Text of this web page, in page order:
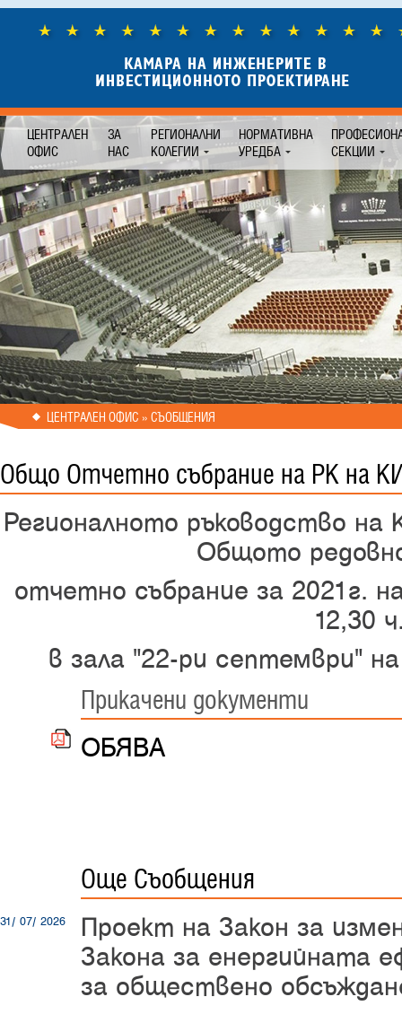
ЦЕНТРАЛЕН
ОФИС
ЗА
НАС
РЕГИОНАЛНИ
КОЛЕГИИ
НОРМАТИВНА
УРЕДБА
СЕКЦИИ
ЦЕНТРАЛЕН ОФИС » СЪОБЩЕНИЯ
Общо Отчетно събрание на РК на
Регионалното ръководство на
Общото
отчетно събрание за 2021г.
12,30
в зала "22-ри септември"
Прикачени документи
ОБЯВА
Още Съобщения
31/ 07/ 2026
Проект на Закон за
Закона за енергийната
за обществено